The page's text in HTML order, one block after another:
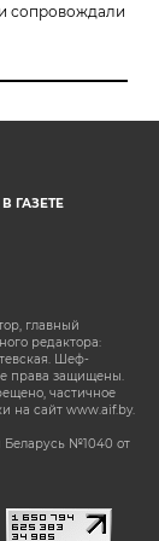
сопровождали
ГАЗЕТЕ
главный
редактора:
Шеф-
права защищены.
частичное
на сайт www.aif.by.
Беларусь №1040 от